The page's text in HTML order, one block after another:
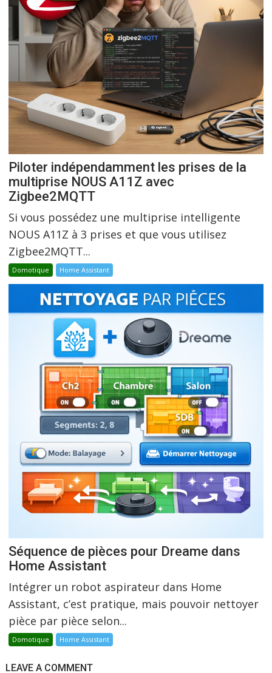
Piloter indépendamment les prises de la
multiprise NOUS A11Z avec
Zigbee2MQTT
Si vous possédez une multiprise intelligente
NOUS A11Z à 3 prises et que vous utilisez
Zigbee2MQTT...
Domotique Home Assistant
Séquence de pièces pour Dreame dans
Home Assistant
Intégrer un robot aspirateur dans Home
Assistant, c’est pratique, mais pouvoir nettoyer
pièce par pièce selon...
Domotique Home Assistant
LEAVE A COMMENT